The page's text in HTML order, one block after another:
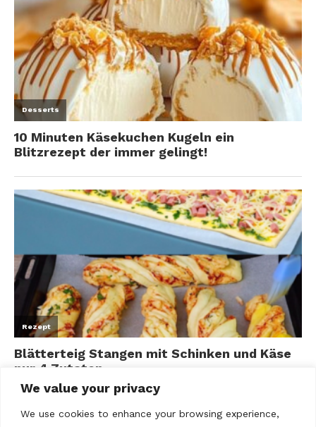
We value your privacy
We use cookies to enhance your browsing experience,